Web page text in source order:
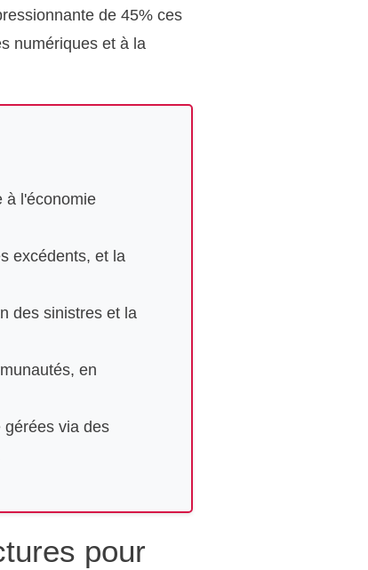
de 45% ces
numériques et à la
à l'économie
excédents, et la
des sinistres et la
en
gérées via des
pour